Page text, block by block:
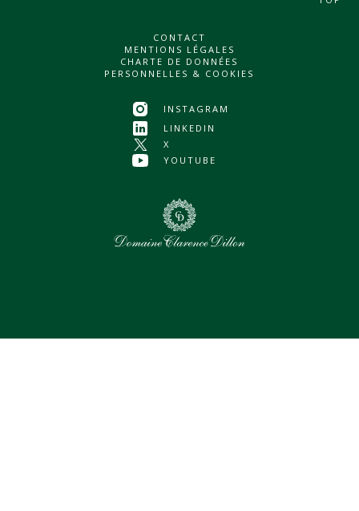
CONTACT
MENTIONS LÉGALES
CHARTE DE DONNÉES
PERSONNELLES & COOKIES
INSTAGRAM
LINKEDIN
X
YOUTUBE